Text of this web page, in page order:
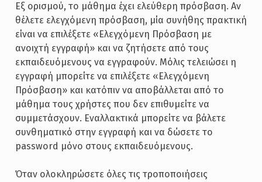
Εξ ορισμού, το μάθημα έχει ελεύθερη πρόσβαση. Αν
θέλετε ελεγχόμενη πρόσβαση, μία συνήθης πρακτική
είναι να επιλέξετε «Ελεγχόμενη Πρόσβαση με
ανοιχτή εγγραφή» και να ζητήσετε από τους
εκπαιδευόμενους να εγγραφούν. Μόλις τελειώσει η
εγγραφή μπορείτε να επιλέξετε «Ελεγχόμενη
Πρόσβαση» και κατόπιν να αποβάλλεται από το
μάθημα τους χρήστες που δεν επιθυμείτε να
συμμετάσχουν. Εναλλακτικά μπορείτε να βάλετε
συνθηματικό στην εγγραφή και να δώσετε το
password μόνο στους εκπαιδευόμενους.
Όταν ολοκληρώσετε όλες τις τροποποιήσεις